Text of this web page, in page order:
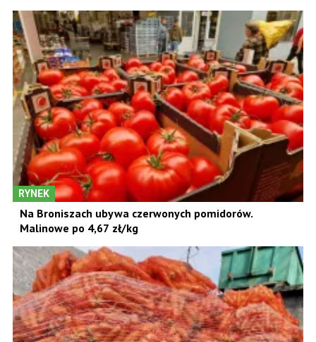
RYNEK
Na Broniszach ubywa czerwonych pomidorów.
Malinowe po 4,67 zł/kg